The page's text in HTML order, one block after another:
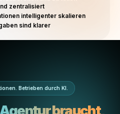
verändern
neue operative
White-Label-Ausführung
KI-gestützten Workflows, um
und organisiert zu bleiben.